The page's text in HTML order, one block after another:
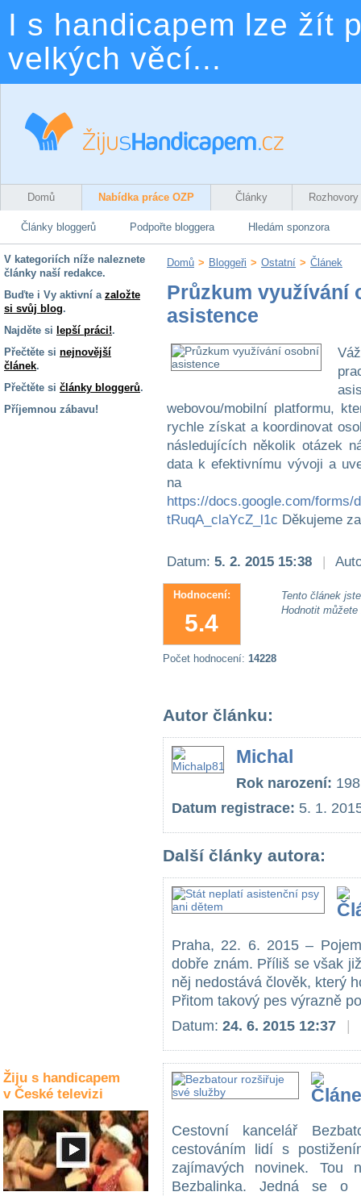
I s handicapem lze žít
velkých věcí...
Domů Nabídka práce OZP Články Rozhovory
Články bloggerů Podpořte bloggera Hledám sponzora
V kategoriích níže naleznete
články naší redakce.
Buďte i Vy aktivní a založte
si svůj blog.
Najděte si lepší práci!.
Přečtěte si nejnovější
článek.
Přečtěte si články bloggerů.
Příjemnou zábavu!
Žiju s handicapem
v České televizi
Domů > Bloggeři > Ostatní > Článek
Průzkum využívání
asistence
webovou/mobilní platformu,
rychle získat a koordinovat
následujících několik otázek
data k efektivnímu vývoji a
na
https://docs.google.com/forms/
tRuqA_claYcZ_l1c Děkujeme
Datum: 5. 2. 2015 15:38 |
Hodnocení:
5.4
Tento článek
Hodnotit
Počet hodnocení: 14228
Autor článku:
Michal
Rok narození:
Datum registrace: 5. 1.
Další články autora:
Praha, 22. 6. 2015 –
dobře znám. Příliš se však
něj nedostává člověk, který
Přitom takový pes výrazně
Datum: 24. 6. 2015 12:37
Cestovní kancelář
cestováním lidí s
zajímavých novinek. Tou
Bezbalinka. Jedná se o